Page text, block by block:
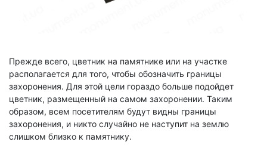
Прежде всего, цветник на памятнике или на участке
располагается для того, чтобы обозначить границы
захоронения. Для этой цели гораздо больше подойдет
цветник, размещенный на самом захоронении. Таким
образом, всем посетителям будут видны границы
захоронения, и никто случайно не наступит на землю
слишком близко к памятнику.